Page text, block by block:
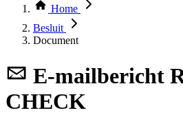
Thema COVID-19
Bekijk per bestuursorgaan
Home
Besluit
Document
E-mailbericht
CHECK